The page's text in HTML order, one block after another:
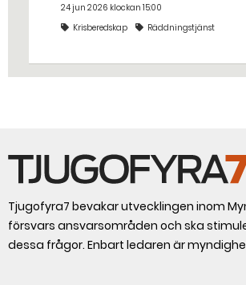
stället. Det gjorde räddningstjänsten i
Eskilstuna – tio kubikmeter
24 jun 2026 klockan 15:00
Krisberedskap
Räddningstjänst
Tjugofyra7 bevakar utvecklingen inom
försvars ansvarsområden och ska
dessa frågor. Enbart ledaren är